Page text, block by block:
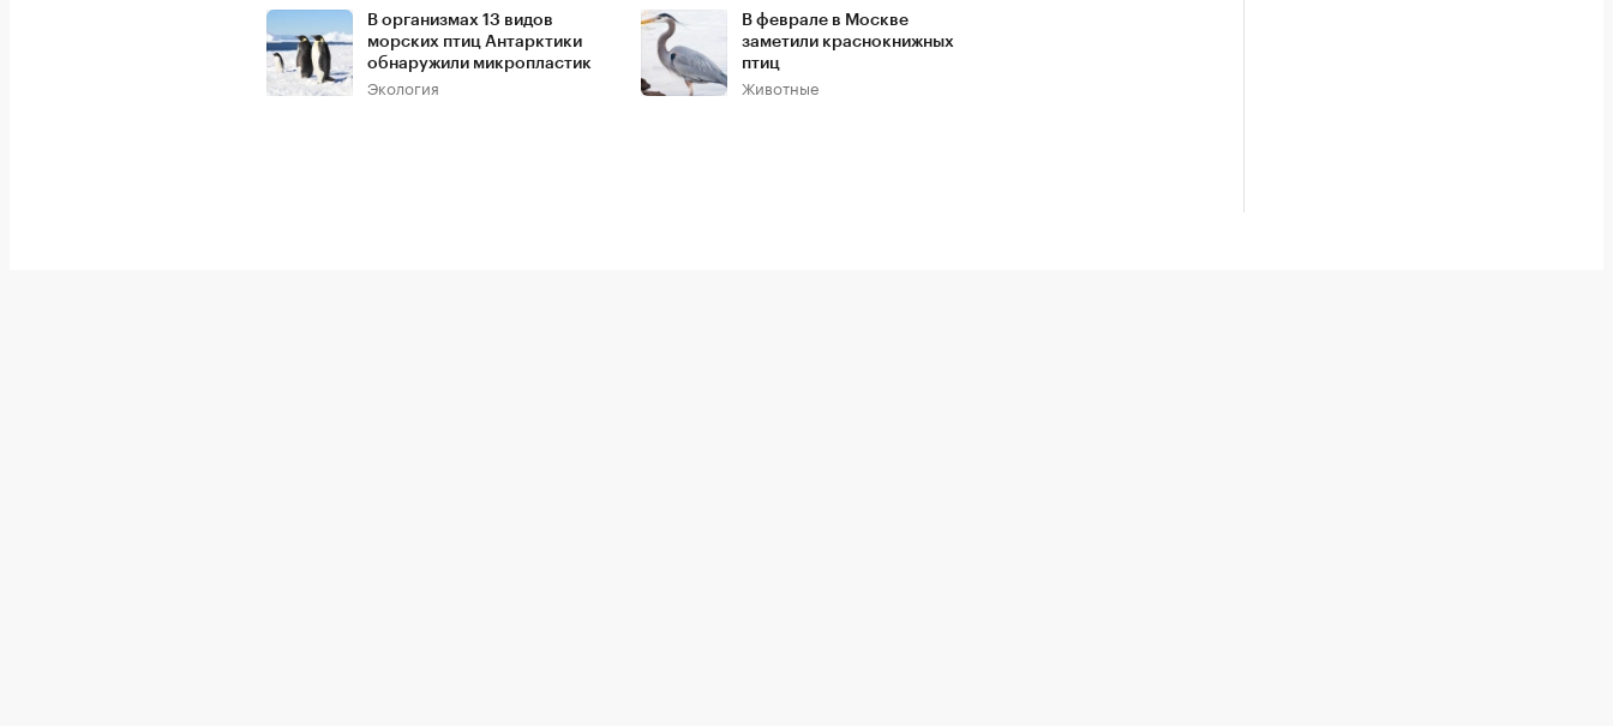
В организмах 13 видов
морских птиц Антарктики
обнаружили микропластик
Экология
В феврале в Москве
заметили краснокнижных
птиц
Животные